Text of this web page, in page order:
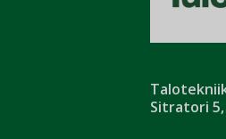
Sitratori 5,